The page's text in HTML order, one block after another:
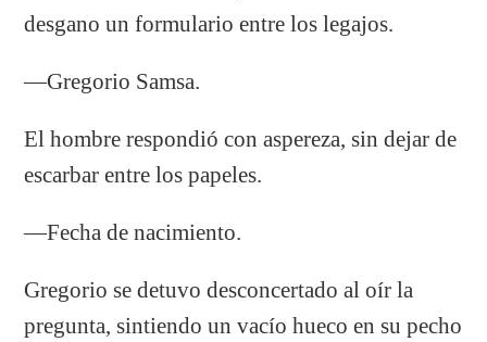
desgano un formulario entre los legajos.
—Gregorio Samsa.
El hombre respondió con aspereza, sin dejar de
escarbar entre los papeles.
—Fecha de nacimiento.
Gregorio se detuvo desconcertado al oír la
pregunta, sintiendo un vacío hueco en su pecho